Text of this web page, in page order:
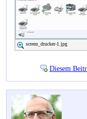
screen_drucker-1.jpg
Diesem